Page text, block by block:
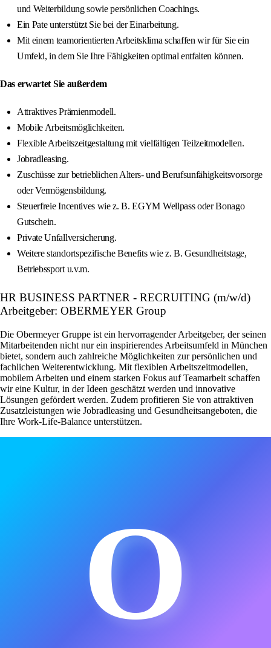
und Weiterbildung sowie persönlichen Coachings.
Ein Pate unterstützt Sie bei der Einarbeitung.
Mit einem teamorientierten Arbeitsklima schaffen wir für Sie ein
Umfeld, in dem Sie Ihre Fähigkeiten optimal entfalten können.
Das erwartet Sie außerdem
Attraktives Prämienmodell.
Mobile Arbeitsmöglichkeiten.
Flexible Arbeitszeitgestaltung mit vielfältigen Teilzeitmodellen.
Jobradleasing.
Zuschüsse zur betrieblichen Alters- und Berufsunfähigkeitsvorsorge
oder Vermögensbildung.
Steuerfreie Incentives wie z. B. EGYM Wellpass oder Bonago
Gutschein.
Private Unfallversicherung.
Weitere standortspezifische Benefits wie z. B. Gesundheitstage,
Betriebssport u.v.m.
HR BUSINESS PARTNER - RECRUITING (m/w/d)
Arbeitgeber: OBERMEYER Group
Die Obermeyer Gruppe ist ein hervorragender Arbeitgeber, der seinen
Mitarbeitenden nicht nur ein inspirierendes Arbeitsumfeld in München
bietet, sondern auch zahlreiche Möglichkeiten zur persönlichen und
fachlichen Weiterentwicklung. Mit flexiblen Arbeitszeitmodellen,
mobilem Arbeiten und einem starken Fokus auf Teamarbeit schaffen
wir eine Kultur, in der Ideen geschätzt werden und innovative
Lösungen gefördert werden. Zudem profitieren Sie von attraktiven
Zusatzleistungen wie Jobradleasing und Gesundheitsangeboten, die
Ihre Work-Life-Balance unterstützen.
O